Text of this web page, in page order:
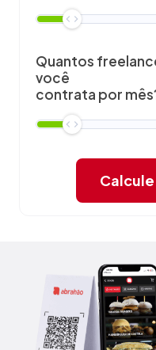
Quantos
você
contrata por